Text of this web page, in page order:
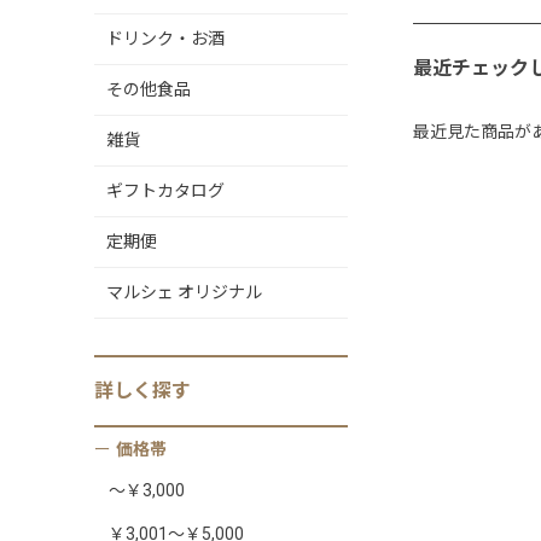
ドリンク・お酒
その他食品
雑貨
ギフトカタログ
定期便
マルシェ オリジナル
詳しく 探す
価格帯
～￥3,000
￥3,001～￥5,000
最近チェック
最近見た商品が